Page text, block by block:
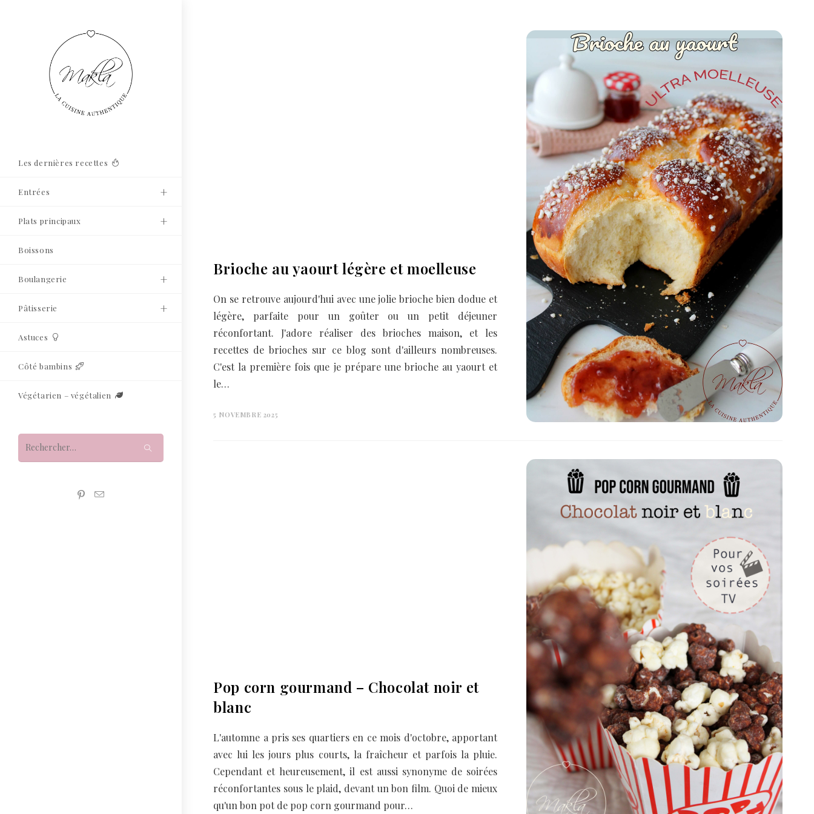
Les dernières recettes
Entrées
Plats principaux
Boissons
Boulangerie
Pâtisserie
Astuces
Côté bambins
Végétarien – végétalien
Brioche au yaourt légère et moelleuse
On se retrouve aujourd'hui avec une jolie brioche bien dodue et
légère, parfaite pour un goûter ou un petit déjeuner
réconfortant. J'adore réaliser des brioches maison, et les
recettes de brioches sur ce blog sont d'ailleurs nombreuses.
C'est la première fois que je prépare une brioche au yaourt et
le…
5 NOVEMBRE 2025
Pop corn gourmand – Chocolat noir et
blanc
L'automne a pris ses quartiers en ce mois d'octobre, apportant
avec lui les jours plus courts, la fraîcheur et parfois la pluie.
Cependant et heureusement, il est aussi synonyme de soirées
réconfortantes sous le plaid, devant un bon film. Quoi de mieux
qu'un bon pot de pop corn gourmand pour…